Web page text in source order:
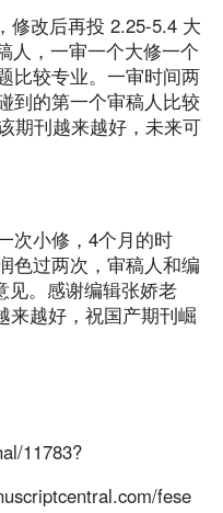
改后再投 2.25-5.4 大
人，一审一个大修一个
比较专业。一审时间两
到的第一个审稿人比较
期刊越来越好，未来可
小修，4个月的时
色过两次，审稿人和编
见。感谢编辑张娇老
来越好，祝国产期刊崛
11783?
fese